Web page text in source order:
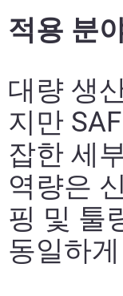
더보기
더 알아보기
적용 분
대량 생
지만
잡한 세
역량은
핑 및 툴
동일하